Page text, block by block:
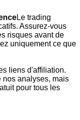
Le trading
Assurez-vous
risques avant de
uniquement ce que
liens d'affiliation.
analyses, mais
pour tous les